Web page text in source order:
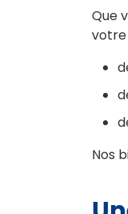
Que
votre
Nos